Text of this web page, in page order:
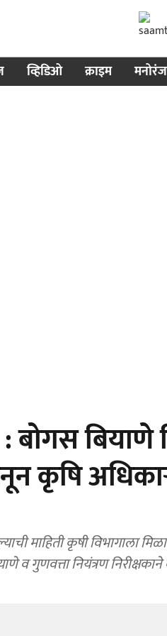
व्हिडिओ क्राइम
बियाणे
कृषि
माहिती कृषी विभागाला
व गुणवत्ता नियंत्रण